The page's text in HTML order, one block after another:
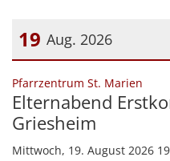
Zum Inhalt springen
19 Aug. 2026
Datum: 19. August 2026
Pfarrzentrum St. Marien
Elternabend
Griesheim
Mittwoch, 19. August 2026